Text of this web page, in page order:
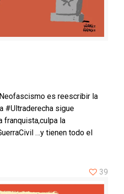
es reescribir la
#Ultraderecha sigue
franquista,culpa la
…y tienen todo el
39